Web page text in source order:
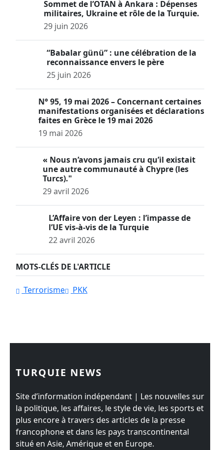
Sommet de l’OTAN à Ankara : Dépenses
militaires, Ukraine et rôle de la Turquie.
29 juin 2026
“Babalar günü” : une célébration de la
reconnaissance envers le père
25 juin 2026
N° 95, 19 mai 2026 – Concernant certaines
manifestations organisées et déclarations
faites en Grèce le 19 mai 2026
19 mai 2026
« Nous n’avons jamais cru qu’il existait
une autre communauté à Chypre (les
Turcs)."
29 avril 2026
L’Affaire von der Leyen : l’impasse de
l’UE vis-à-vis de la Turquie
22 avril 2026
MOTS-CLÉS DE L'ARTICLE
Terrorisme PKK
TURQUIE NEWS
Site d’information indépendant | Les nouvelles sur
la politique, les affaires, le style de vie, les sports et
plus encore à travers des articles de la presse
francophone et dans les pays transcontinental
situé en Asie, Amérique et en Europe.